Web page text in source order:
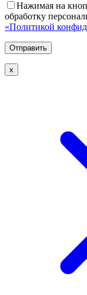
Нажимая на
обработку
«Политикой
х